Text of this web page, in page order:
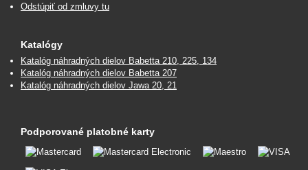
Odstúpiť od zmluvy tu
Katalógy
Katalóg náhradných dielov Babetta 210, 225, 134
Katalóg náhradných dielov Babetta 207
Katalóg náhradných dielov Jawa 20, 21
Podporované platobné karty